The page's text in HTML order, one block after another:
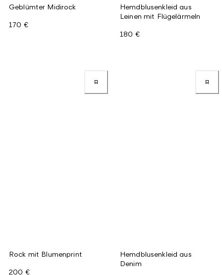
Geblümter Midirock
170 €
Hemdblusenkleid aus
Leinen mit Flügelärmeln
180 €
Rock mit Blumenprint
200 €
Hemdblusenkleid aus
Denim